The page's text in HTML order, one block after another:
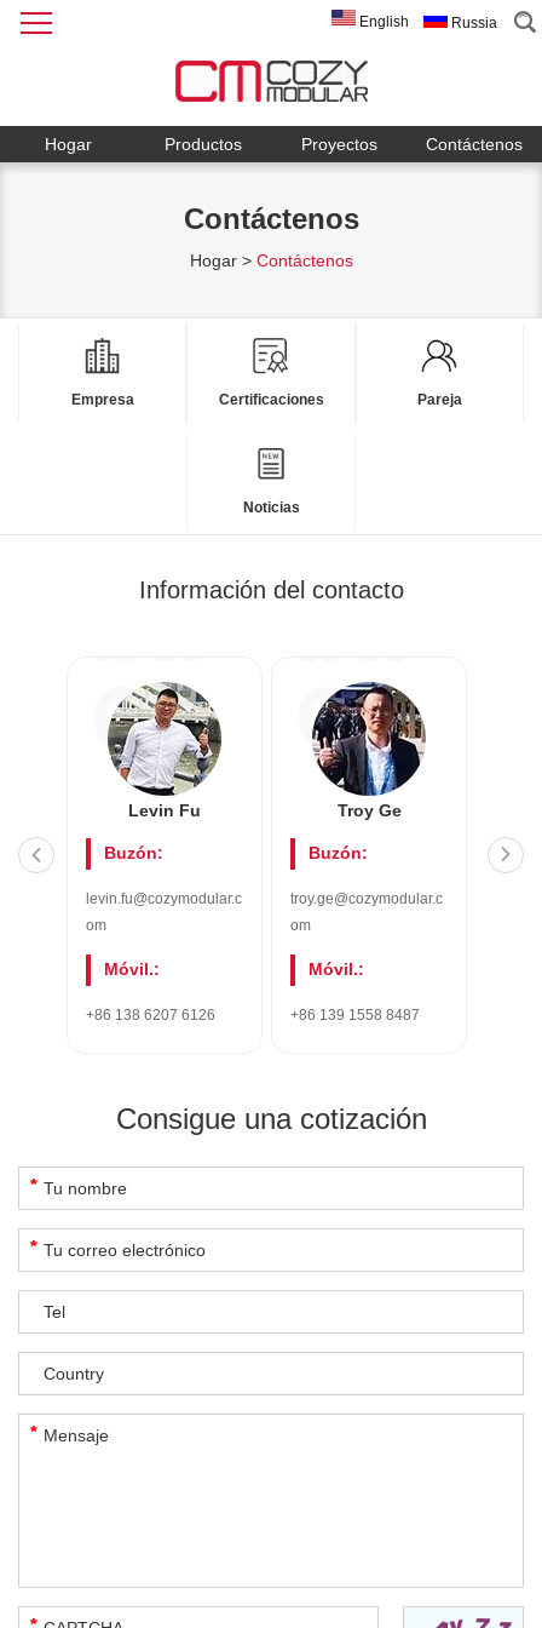
English Russia
Hogar Productos Proyectos Contáctenos
Contáctenos
Hogar> Contáctenos
Empresa Certificaciones Pareja
Noticias
Información del contacto
INF
O
Levin Fu
Buzón:
levin.fu@cozymodular.c
om
Móvil.:
+86 138 6207 6126
INF
O
Troy Ge
Buzón:
troy.ge@cozymodular.c
om
Móvil.:
+86 139 1558 8487
Consigue una cotización